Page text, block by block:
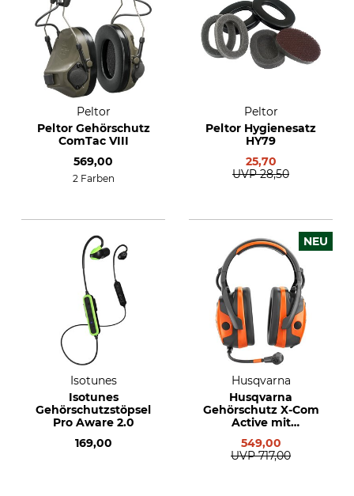
Peltor
Peltor Gehörschutz
ComTac VIII
569,00
2 Farben
Peltor
Peltor Hygienesatz
HY79
25,70
UVP 28,50
Isotunes
Isotunes
Gehörschutzstöpsel
Pro Aware 2.0
169,00
NEU
Husqvarna
Husqvarna
Gehörschutz X-Com
Active mit
549,00
UVP 717,00